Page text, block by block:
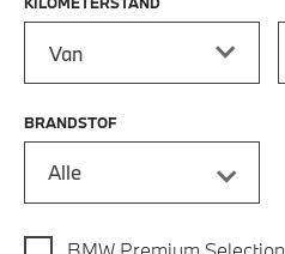
BRANDSTOF
Alle